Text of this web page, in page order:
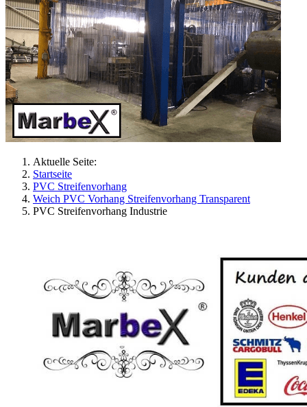
Aktuelle Seite:
Startseite
PVC Streifenvorhang
Weich PVC Vorhang Streifenvorhang Transparent
PVC Streifenvorhang Industrie